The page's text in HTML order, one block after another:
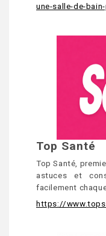
une-salle-de-
Top Santé
Top Santé,
astuces et
facilement
https://